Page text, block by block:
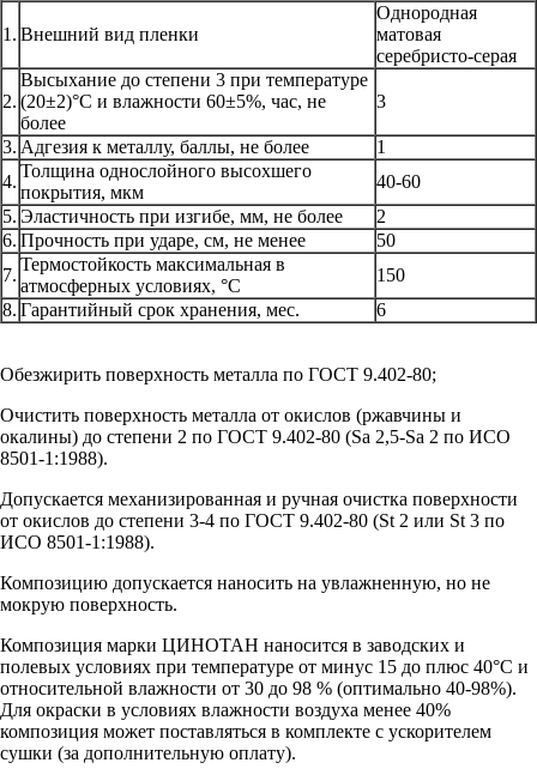
1. Внешний вид пленки
Однородная
матовая
серебристо-серая
2.
Высыхание до степени 3 при температуре
(20±2)°С и влажности 60±5%, час, не
более
3
3. Адгезия к металлу, баллы, не более
1
4.
Толщина однослойного высохшего
покрытия, мкм
40-60
5. Эластичность при изгибе, мм, не более
2
6. Прочность при ударе, см, не менее
50
7.
Термостойкость максимальная в
атмосферных условиях, °С
150
8. Гарантийный срок хранения, мес. 6
Обезжирить поверхность металла по ГОСТ 9.402-80;
Очистить поверхность металла от окислов (ржавчины и
окалины) до степени 2 по ГОСТ 9.402-80 (Sa 2,5-Sa 2 по ИСО
8501-1:1988).
Допускается механизированная и ручная очистка поверхности
от окислов до степени 3-4 по ГОСТ 9.402-80 (St 2 или St 3 по
ИСО 8501-1:1988).
Композицию допускается наносить на увлажненную, но не
мокрую поверхность.
Композиция марки ЦИНОТАН наносится в заводских и
полевых условиях при температуре от минус 15 до плюс 40°С и
относительной влажности от 30 до 98 % (оптимально 40-98%).
Для окраски в условиях влажности воздуха менее 40%
композиция может поставляться в комплекте с ускорителем
сушки (за дополнительную оплату).